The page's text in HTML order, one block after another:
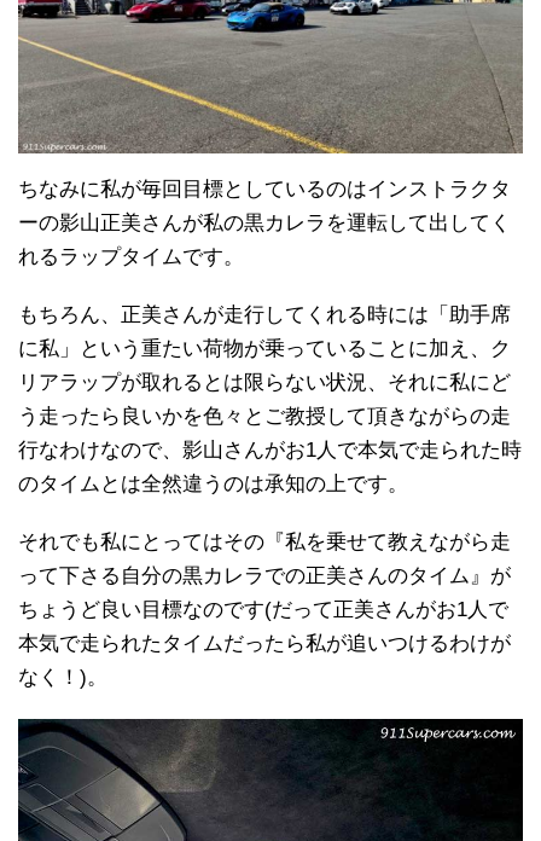
ちなみに私が毎回目標としているのはインストラクタ
ーの影山正美さんが私の黒カレラを運転して出してく
れるラップタイムです。
もちろん、正美さんが走行してくれる時には「助手席
に私」という重たい荷物が乗っていることに加え、ク
リアラップが取れるとは限らない状況、それに私にど
う走ったら良いかを色々とご教授して頂きながらの走
行なわけなので、影山さんがお1人で本気で走られた時
のタイムとは全然違うのは承知の上です。
それでも私にとってはその『私を乗せて教えながら走
って下さる自分の黒カレラでの正美さんのタイム』が
ちょうど良い目標なのです(だって正美さんがお1人で
本気で走られたタイムだったら私が追いつけるわけが
なく！)。